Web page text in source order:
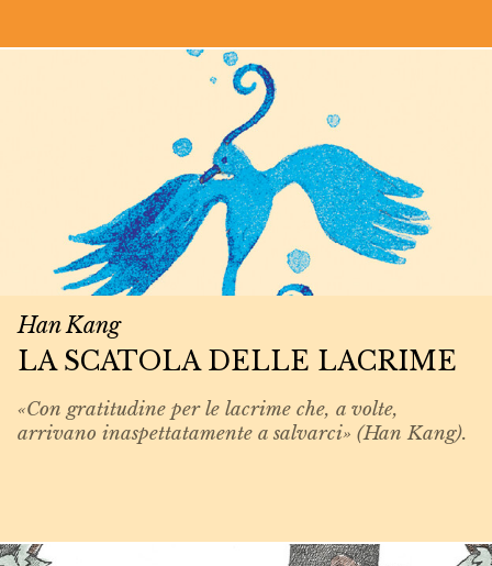
Han Kang
LA SCATOLA DELLE LACRIME
«Con gratitudine per le lacrime che, a volte,
arrivano inaspettatamente a salvarci» (Han Kang).